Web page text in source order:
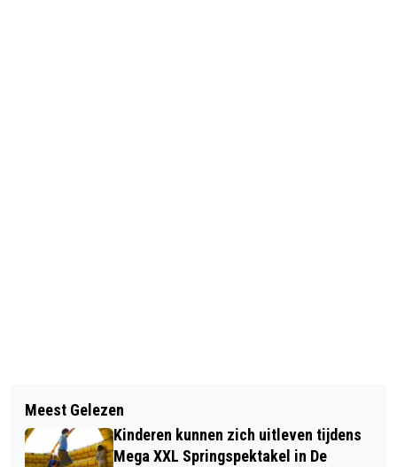
CURAMARE ZOEKT HARTELIJKE
MENSEN
EVENWICHT TUSSEN HART EN
VERSTAND BIJ MIGRATIE
Meest Gelezen
Kinderen kunnen zich uitleven tijdens
Mega XXL Springspektakel in De